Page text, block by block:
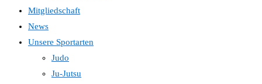
Mitgliedschaft
News
Unsere Sportarten
Judo
Ju-Jutsu